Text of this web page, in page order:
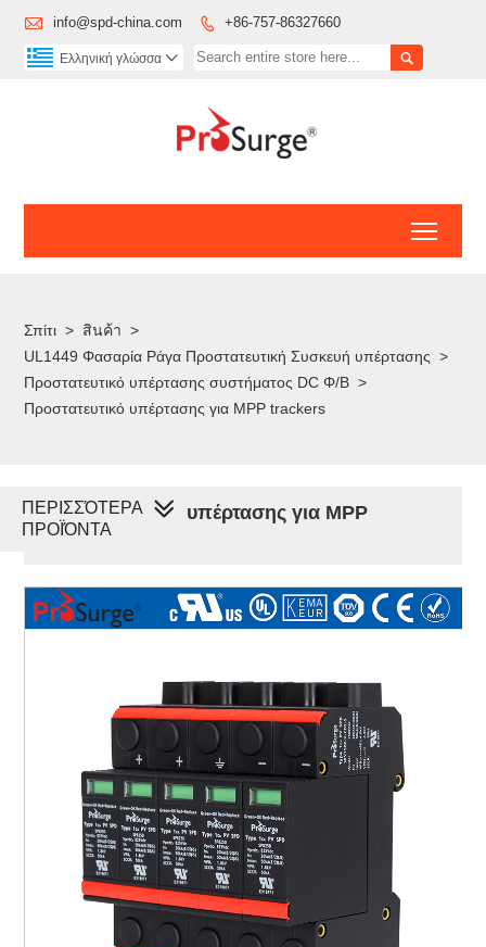
 info@spd-china.com  +86-757-86327660

Ελληνική γλώσσα 
Σπίτι > สินค้า >
UL1449 Φασαρία Ράγα Προστατευτική Συσκευή υπέρτασης >
Προστατευτικό υπέρτασης συστήματος DC Φ/Β >
Προστατευτικό υπέρτασης για MPP trackers
Προστατευτικό υπέρτασης για MPP
trackers
ΠΕΡΙΣΣΌΤΕΡΑ
ΠΡΟΪΌΝΤΑ